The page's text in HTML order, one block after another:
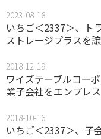
2023-08-18
いちご＜2337＞、ト
ストレージプラスを
2018-12-19
ワイズテーブルコー
業子会社をエンプレ
2018-10-16
いちご＜2337＞、子